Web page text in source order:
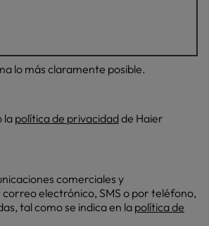
lo más claramente posible.
la política de privacidadde Haier
comerciales y
electrónico, SMS o por teléfono,
tal como se indica en la política de